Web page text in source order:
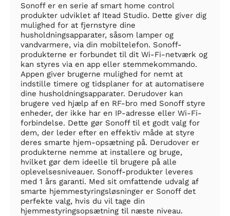
Sonoff er en serie af smart home control
produkter udviklet af Itead Studio. Dette giver dig
mulighed for at fjernstyre dine
husholdningsapparater, såsom lamper og
vandvarmere, via din mobiltelefon. Sonoff-
produkterne er forbundet til dit Wi-Fi-netværk og
kan styres via en app eller stemmekommando.
Appen giver brugerne mulighed for nemt at
indstille timere og tidsplaner for at automatisere
dine husholdningsapparater. Derudover kan
brugere ved hjælp af en RF-bro med Sonoff styre
enheder, der ikke har en IP-adresse eller Wi-Fi-
forbindelse. Dette gør Sonoff til et godt valg for
dem, der leder efter en effektiv måde at styre
deres smarte hjem-opsætning på. Derudover er
produkterne nemme at installere og bruge,
hvilket gør dem ideelle til brugere på alle
oplevelsesniveauer. Sonoff-produkter leveres
med 1 års garanti. Med sit omfattende udvalg af
smarte hjemmestyringsløsninger er Sonoff det
perfekte valg, hvis du vil tage din
hjemmestyringsopsætning til næste niveau.